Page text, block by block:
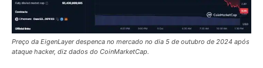
Preço da EigenLayer despenca no mercado no dia 5 de outubro de 2024 após
ataque hacker, diz dados do CoinMarketCap.